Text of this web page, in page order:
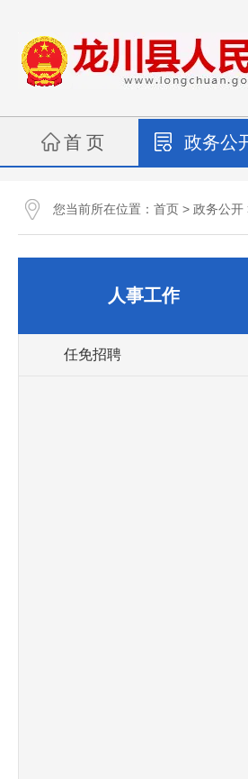
首 页 政务公
您当前所在位置： 首页 > 政务公开
人事工作
任免招聘